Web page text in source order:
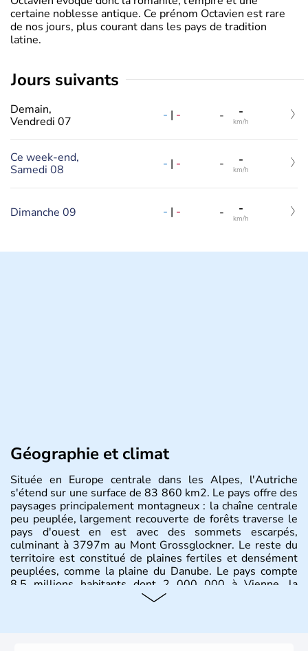
certaine noblesse antique. Ce prénom Octavien est rare
de nos jours, plus courant dans les pays de tradition
latine.
jours suivants
Demain,
Vendredi 07
- | - - -
km/h
Ce week-end,
Samedi 08
- | - - -
km/h
Dimanche 09 - | - - -
km/h
Géographie et climat
Située en Europe centrale dans les Alpes, l'Autriche
s'étend sur une surface de 83 860 km2. Le pays offre des
paysages principalement montagneux : la chaîne centrale
peu peuplée, largement recouverte de forêts traverse le
pays d'ouest en est avec des sommets escarpés,
culminant à 3797m au Mont Grossglockner. Le reste du
territoire est constitué de plaines fertiles et densément
peuplées, comme la plaine du Danube. Le pays compte
8.5 millions habitants dont 2 000 000 à Vienne, la